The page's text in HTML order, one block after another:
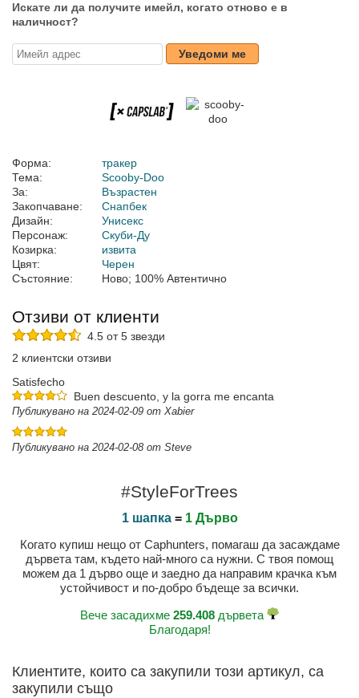
Искате ли да получите имейл, когато отново е в
наличност?
Уведоми ме
Форма:
тракер
Тема:
Scooby-Doo
За:
Възрастен
Закопчаване:
Снапбек
Дизайн:
Унисекс
Персонаж:
Скуби-Ду
Козирка:
извита
Цвят:
Черен
Състояние:
Ново; 100% Автентично
Отзиви от клиенти
4.5 от 5 звезди
2 клиентски отзиви
Satisfecho
Buen descuento, y la gorra me encanta
Публикувано на 2024-02-09 от Xabier
Публикувано на 2024-02-08 от Steve
#StyleForTrees
1 шапка= 1 Дърво
Когато купиш нещо от Caphunters, помагаш да засаждаме
дървета там, където най-много са нужни. С твоя помощ
можем да 1 дърво още и заедно да направим крачка към
устойчивост и по-добро бъдеще за всички.
Вече засадихме 259.408 дървета
Благодаря!
Клиентите, които са закупили този артикул, са
закупили също